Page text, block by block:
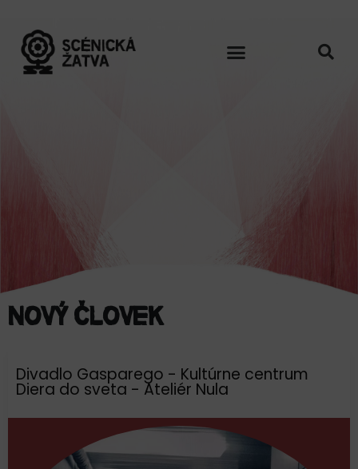
Nový človek
Divadlo Gasparego - Kultúrne centrum
Diera do sveta - Ateliér Nula